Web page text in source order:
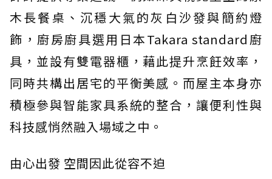
木長餐桌、沉穩大氣的灰白沙發與簡約燈
飾，廚房廚具選用日本Takara standard廚
具，並設有雙電器櫃，藉此提升烹飪效率，
同時共構出居宅的平衡美感。而屋主本身亦
積極參與智能家具系統的整合，讓便利性與
科技感悄然融入場域之中。
由心出發 空間因此從容不迫